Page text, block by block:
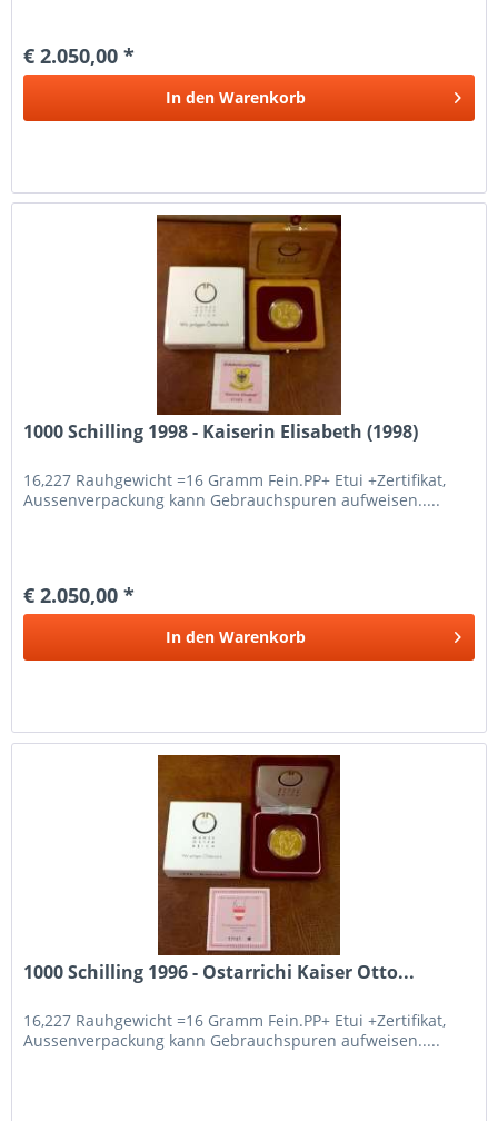
€ 2.050,00 *
In den Warenkorb
1000 Schilling 1998 - Kaiserin Elisabeth (1998)
16,227 Rauhgewicht =16 Gramm Fein.PP+ Etui +Zertifikat,
Aussenverpackung kann Gebrauchspuren aufweisen.....
€ 2.050,00 *
In den Warenkorb
1000 Schilling 1996 - Ostarrichi Kaiser Otto...
16,227 Rauhgewicht =16 Gramm Fein.PP+ Etui +Zertifikat,
Aussenverpackung kann Gebrauchspuren aufweisen.....